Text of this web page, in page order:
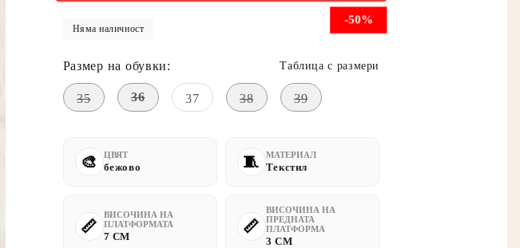
-50%
Няма наличност
Размер на обувки: Таблица с размери
35 36 37 38 39
ЦВЯТ
бежово
МАТЕРИАЛ
Текстил
ВИСОЧИНА НА
ПЛАТФОРМАТА
7 CM
ВИСОЧИНА НА
ПРЕДНАТА
ПЛАТФОРМА
3 CM